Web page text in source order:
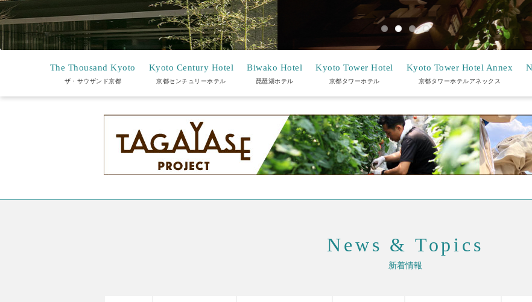
The Thousand Kyoto
ザ・サウザンド京都
Kyoto Century Hotel
京都センチュリーホテル
Biwako Hotel
琵琶湖ホテル
Kyoto Tower Hotel
京都タワーホテル
Kyoto Tower Hotel Annex
京都タワーホテルアネックス
News & Topics
新着情報